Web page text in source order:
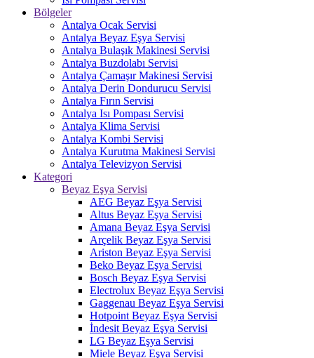
Bölgeler
Antalya Ocak Servisi
Antalya Beyaz Eşya Servisi
Antalya Bulaşık Makinesi Servisi
Antalya Buzdolabı Servisi
Antalya Çamaşır Makinesi Servisi
Antalya Derin Dondurucu Servisi
Antalya Fırın Servisi
Antalya Isı Pompası Servisi
Antalya Klima Servisi
Antalya Kombi Servisi
Antalya Kurutma Makinesi Servisi
Antalya Televizyon Servisi
Kategori
Beyaz Eşya Servisi
AEG Beyaz Eşya Servisi
Altus Beyaz Eşya Servisi
Amana Beyaz Eşya Servisi
Arçelik Beyaz Eşya Servisi
Ariston Beyaz Eşya Servisi
Beko Beyaz Eşya Servisi
Bosch Beyaz Eşya Servisi
Electrolux Beyaz Eşya Servisi
Gaggenau Beyaz Eşya Servisi
Hotpoint Beyaz Eşya Servisi
İndesit Beyaz Eşya Servisi
LG Beyaz Eşya Servisi
Miele Beyaz Eşya Servisi